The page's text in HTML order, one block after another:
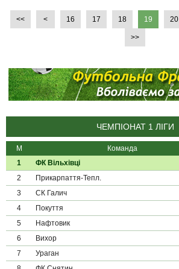
<< < 16 17 18 19 20
>>
ЧЕМПІОНАТ 1 ЛІГИ
М Команда
1
ФК Вільхівці
2
Прикарпаття-Тепл.
3
СК Галич
4
Покуття
5
Нафтовик
6
Вихор
7
Ураган